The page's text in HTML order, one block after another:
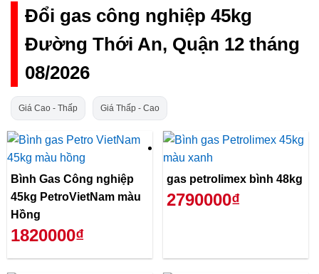
Đổi gas công nghiệp 45kg
Đường Thới An, Quận 12 tháng
08/2026
Giá Cao - Thấp Giá Thấp - Cao
Bình Gas Công nghiệp
45kg PetroVietNam màu
Hồng
1820000₫
gas petrolimex bình 48kg
2790000₫